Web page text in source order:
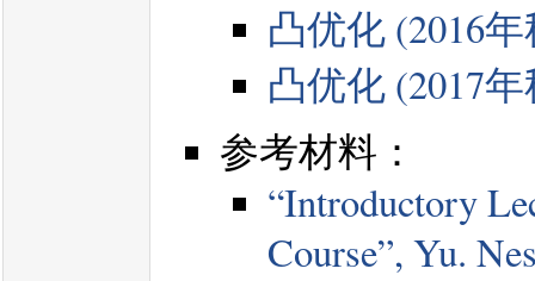
凸优化 (2016
凸优化 (2017
参考材料：
“Introductory
Course”, Yu.